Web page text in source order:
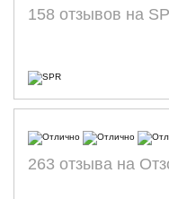
158 отзывов на
263 отзыва на